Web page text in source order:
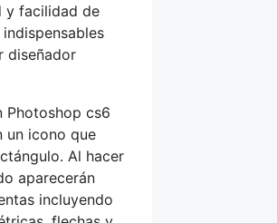
y facilidad de
diseñador
Photoshop cs6
un icono que
Al hacer
aparecerán
incluyendo